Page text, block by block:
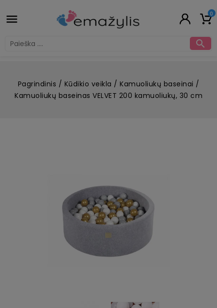
 0

Pagrindinis Kūdikio veikla
Kamuoliukų baseinai
Kamuoliukų baseinas VELVET 200 kamuoliukų, 30 cm